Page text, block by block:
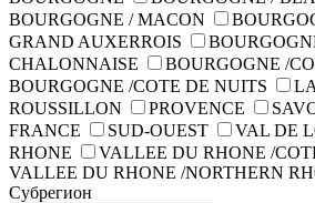
BOURGOGNE / MACON
GRAND AUXERROIS
CHALONNAISE
BOURGOGNE /
BOURGOGNE /COTE DE NUITS
ROUSSILLON
PROVENCE
FRANCE
SUD-OUEST VAL DE
RHONE
VALLEE DU RHONE /
VALLEE DU RHONE /NORTHERN
Субрегион